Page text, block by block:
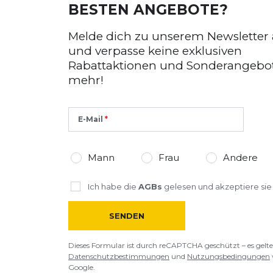
BESTEN ANGEBOTE?
Melde dich zu unserem Newsletter
und verpasse keine exklusiven
Rabattaktionen und
mehr!
E-Mail
Mann Frau Andere
Ich habe die AGBs gelesen und akzeptiere sie
SENDEN
Dieses Formular ist durch reCAPTCHA geschützt – es
Datenschutzbestimmungen und Nutzungsbedingungen
Google.